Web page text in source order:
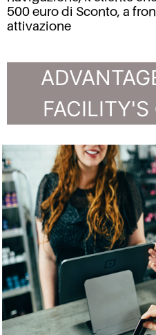
500 euro di Sconto, a
attivazione
FACILITY'S